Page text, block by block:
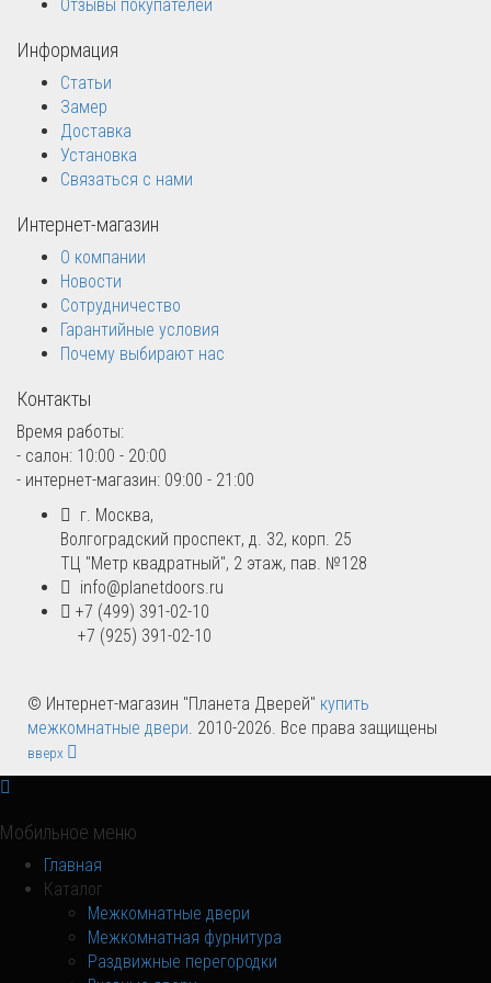
Отзывы покупателей
Информация
Статьи
Замер
Доставка
Установка
Связаться с нами
Интернет-магазин
О компании
Новости
Сотрудничество
Гарантийные условия
Почему выбирают нас
Контакты
Время работы:
- салон: 10:00 - 20:00
- интернет-магазин: 09:00 - 21:00
г. Москва,
Волгоградский проспект, д. 32, корп. 25
ТЦ "Метр квадратный", 2 этаж, пав. №128
info@planetdoors.ru
+7 (499) 391-02-10
+7 (925) 391-02-10
© Интернет-магазин "Планета Дверей" купить
межкомнатные двери. 2010-2026. Все права защищены
вверх
Мобильное меню
Главная
Каталог
Межкомнатные двери
Межкомнатная фурнитура
Раздвижные перегородки